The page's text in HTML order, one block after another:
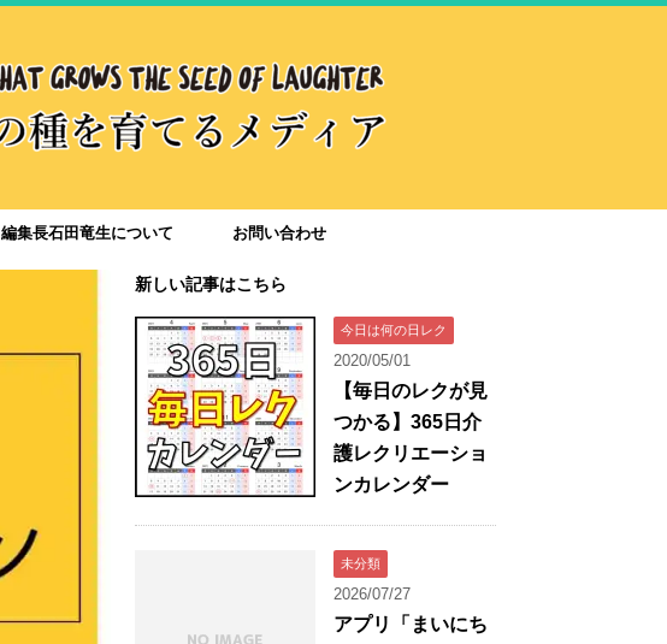
編集長石田竜生について お問い合わせ
新しい記事はこちら
今日は何の日レク
2020/05/01
【毎日のレクが見
つかる】365日介
護レクリエーショ
ンカレンダー
未分類
2026/07/27
アプリ「まいにち